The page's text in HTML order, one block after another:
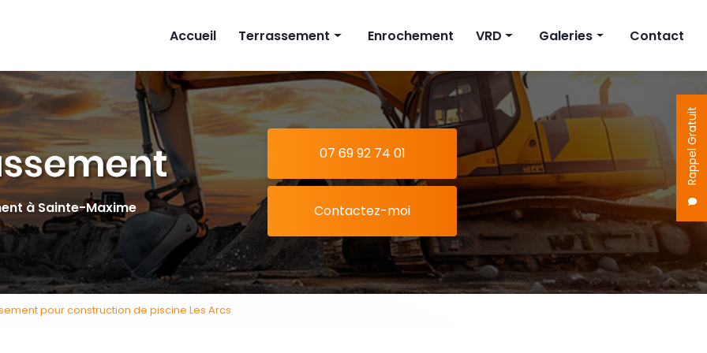
Rappel Gratuit
Accueil
Terrassement
Implantation maison
Piscine
Extension
Enrochement VRD
Fosse septique
Cuve à eau
Pompe de relevage
Galeries
Terrassement
Enrochement
VRD
Contact
à Sainte-Maxime
07 69 92 74 01
Contactez-moi
pour construction de piscine Les Arcs